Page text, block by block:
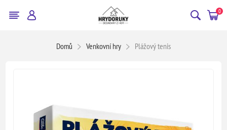
0
Domů Venkovní hry Plážový tenis